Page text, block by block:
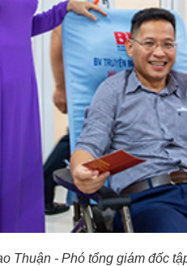
Thuận - Phó tổng giám đốc